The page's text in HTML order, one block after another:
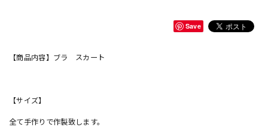
Save
【商品内容】ブラ スカート
【サイズ】
全て手作りで作製致します。